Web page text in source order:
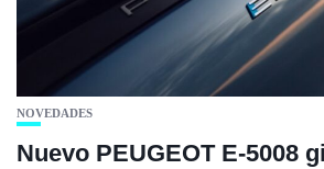
NOVEDADES
Nuevo PEUGEOT E-5008